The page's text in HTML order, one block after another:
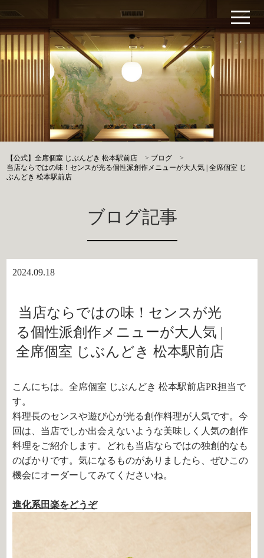
【公式】全席個室 じぶんどき 松本駅前店 > ブログ
>
当店ならではの味！センスが光る個性派創作メニューが大人気 | 全席個室 じ
ぶんどき 松本駅前店
ブログ記事
2024.09.18
当店ならではの味！センスが光
る個性派創作メニューが大人気 |
全席個室 じぶんどき 松本駅前店
こんにちは。全席個室 じぶんどき 松本駅前店PR担当で
す。
料理長のセンスや遊び心が光る創作料理が人気です。今
回は、当店でしか出会えないような美味しく人気の創作
料理をご紹介します。どれも当店ならではの独創的なも
のばかりです。気になるものがありましたら、ぜひこの
機会にオーダーしてみてくださいね。
進化系田楽をどうぞ